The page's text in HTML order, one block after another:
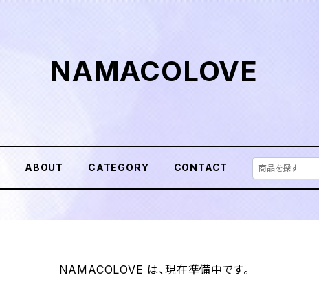
NAMACOLOVE
ABOUT CATEGORY CONTACT
NAMACOLOVE は、現在準備中です。